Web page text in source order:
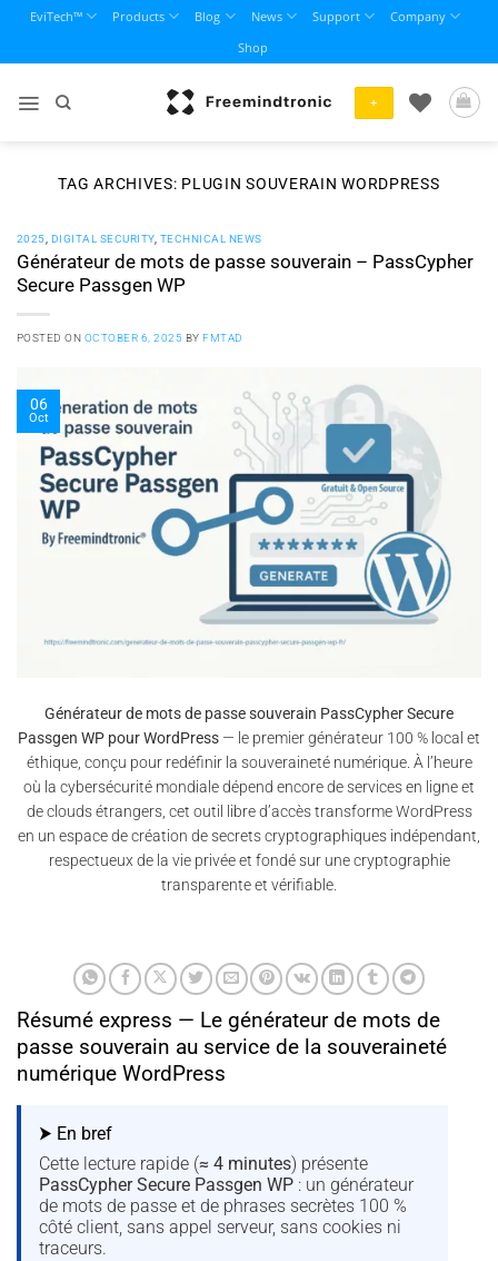
content
EviTech™ Products Blog News Support
Company
Shop
+
TAG ARCHIVES: PLUGIN SOUVERAIN WORDPRESS
2025 DIGITAL SECURITY, TECHNICAL NEWS
Générateur de mots de passe souverain – PassCypher
Secure Passgen WP
POSTED ON OCTOBER 6, 2025 BYFMTAD
06
Oct
Générateur de mots de passe souverain PassCypher Secure
Passgen WP pour WordPress — le premier générateur 100 % local et
éthique, conçu pour redéfinir la souveraineté numérique. À l’heure
où la cybersécurité mondiale dépend encore de services en ligne et
de clouds étrangers, cet outil libre d’accès transforme WordPress
en un espace de création de secrets cryptographiques indépendant,
respectueux de la vie privée et fondé sur une cryptographie
transparente et vérifiable.
Résumé express — Le générateur de mots de
passe souverain au service de la souveraineté
numérique WordPress
⮞ En bref
Cette lecture rapide (≈ 4 minutes) présente
PassCypher Secure Passgen WP : un générateur
de mots de passe et de phrases secrètes 100 %
côté client, sans appel serveur, sans cookies ni
traceurs.